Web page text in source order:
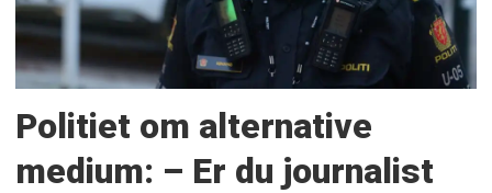
Politiet om alternative
medium: – Er du journalist